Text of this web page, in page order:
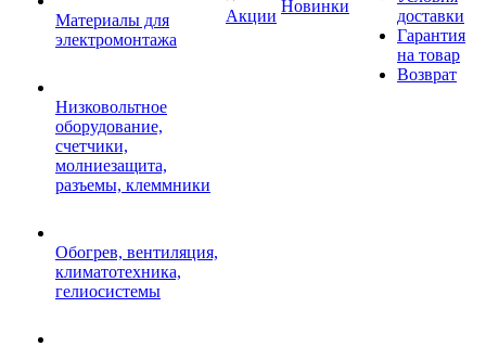
Материалы для
электромонтажа
Низковольтное
оборудование,
счетчики,
молниезащита,
разъемы, клеммники
Обогрев, вентиляция,
климатотехника,
гелиосистемы
Акции
Новинки
доставки
Гарантия
на товар
Возврат